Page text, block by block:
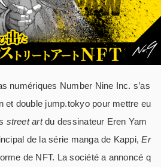
numériques Number Nine Inc. s’as
et double jump.tokyo pour mettre eu
street artdu dessinateur Eren Yam
de la série manga de Kappi,Er
de NFT. La société a annoncé q